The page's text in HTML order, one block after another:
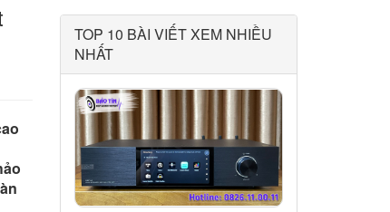
TOP 10 BÀI VIẾT XEM NHIỀU
NHẤT